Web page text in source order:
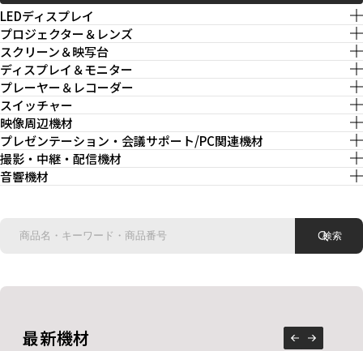
私たちについて
トピックス
お知らせ採用情報社員専用ページ EN
LEDディスプレイ
プロジェクター＆レンズ
スクリーン＆映写台
ディスプレイ＆モニター
プレーヤー＆レコーダー
スイッチャー
映像周辺機材
プレゼンテーション・会議サポート/PC関連機材
撮影・中継・配信機材
音響機材
検索
最新機材